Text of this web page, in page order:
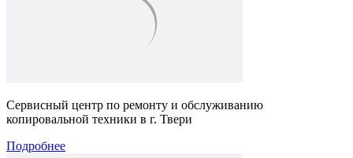
Сервисный центр по ремонту и обслуживанию
копировальной техники в г. Твери
Подробнее